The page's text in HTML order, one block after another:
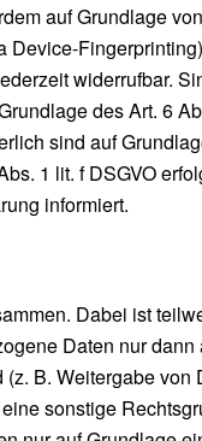
auf Grundlage
Device-
widerrufbar.
des Art. 6
sind auf
1 lit. f DSGVO
informiert.
Dabei ist
Daten nur
B. Weitergabe
sonstige